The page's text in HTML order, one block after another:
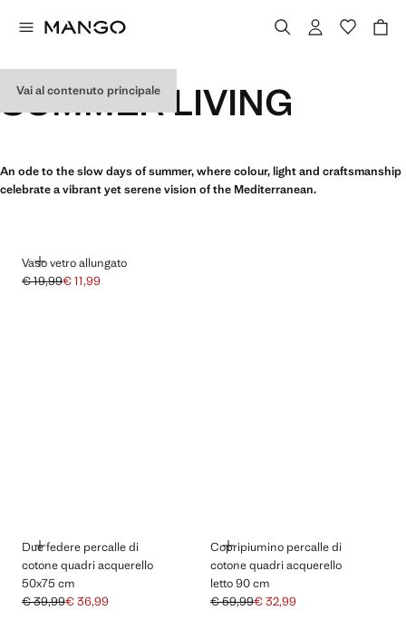
Vai al contenuto principale
SUMMER LIVING
An ode to the slow days of summer, where colour, light and craftsmanship
celebrate a vibrant yet serene vision of the Mediterranean.
Vaso vetro allungato
AGGIUNGI
Prezzo iniziale depennato [€ 19,99 ]
€ 19,99
Prezzo attuale [€ 11,99 ]
€ 11,99
Due federe percalle di
cotone quadri acquerello
50x75 cm
AGGIUNGI
Prezzo iniziale depennato [€ 39,99 ]
€ 39,99
Prezzo attuale [€ 36,99 ]
€ 36,99
Copripiumino percalle di
cotone quadri acquerello
letto 90 cm
AGGIUNGI
Prezzo iniziale depennato [€ 59,99 ]
€ 59,99
Prezzo attuale [€ 32,99 ]
€ 32,99